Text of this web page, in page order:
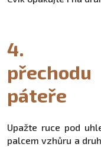
4.
páteře
Upažte ruce pod
palcem vzhůru a